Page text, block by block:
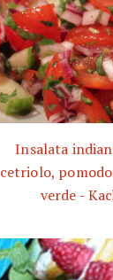
Insalata
cetriolo,
verde -